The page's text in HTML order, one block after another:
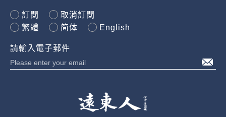
訂閱
取消訂閱
繁體
简体 English
請輸入電子郵件